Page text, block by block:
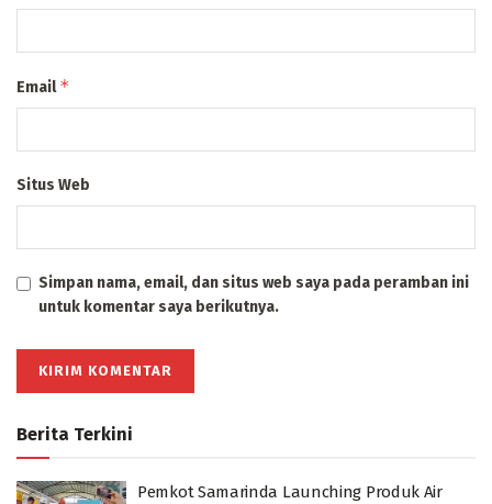
Email*
Situs Web
Simpan nama, email, dan situs web saya pada peramban ini
untuk komentar saya berikutnya.
Berita Terkini
Pemkot Samarinda Launching Produk Air